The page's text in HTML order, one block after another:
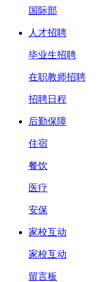
国际部
人才招聘
毕业生招聘
在职教师招聘
招聘日程
后勤保障
住宿
餐饮
医疗
安保
家校互动
家校互动
留言板